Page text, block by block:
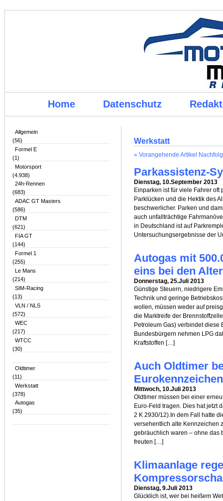
Home Datenschutz
Allgemein
(56)
Formel E
(1)
Motorsport
(4.938)
24h-Rennen
(683)
ADAC GT Masters
(586)
DTM
(621)
FIA GT
(144)
Formel 1
(255)
Le Mans
(214)
SIM-Racing
(13)
VLN / NLS
(572)
WEC
(217)
WTCC
(30)
Oldtimer
(11)
Werkstatt
(378)
Autogas
(35)
Werkstatt
« Vorangehende Artikel
Parkassistenz-
Dienstag, 10.September 2013
Einparken ist für viele Fahrer
Parklücken und die Hektik des
beschwerlicher. Parken und
auch unfallträchtige
in Deutschland ist auf
Untersuchungsergebnisse der
Autogas mit
eins bei den
Donnerstag, 25.Juli 2013
Günstige Steuern, niedrigere
Technik und geringe
wollen, müssen weder auf
die Marktreife der
Petroleum Gas) verbindet diese
Bundesbürgern nehmen LPG
Kraftstoffen […]
Auch Oldtimer
Eurokennzeichen
Mittwoch, 10.Juli 2013
Oldtimer müssen bei einer
Euro-Feld tragen. Dies hat jetzt
2 K 2930/12).In dem Fall hatte
versehentlich alte Kennzeichen
gebräuchlich waren – ohne das
freuten […]
Klimaanlage
Dienstag, 9.Juli 2013
Glücklich ist, wer bei heißem